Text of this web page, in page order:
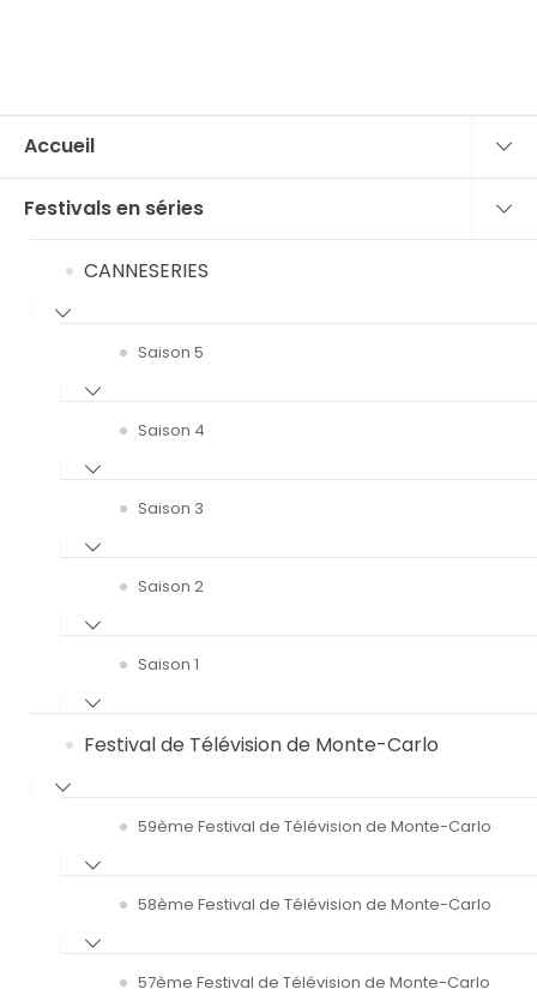
Accueil
Festivals en séries
CANNESERIES
Saison 5
Saison 4
Saison 3
Saison 2
Saison 1
Festival de Télévision de Monte-Carlo
59ème Festival de Télévision de Monte-Carlo
58ème Festival de Télévision de Monte-Carlo
57ème Festival de Télévision de Monte-Carlo